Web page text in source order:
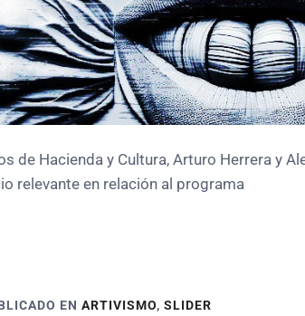
de Hacienda y Cultura, Arturo Herrera y
relevante en relación al programa
EN ARTIVISMO, SLIDER